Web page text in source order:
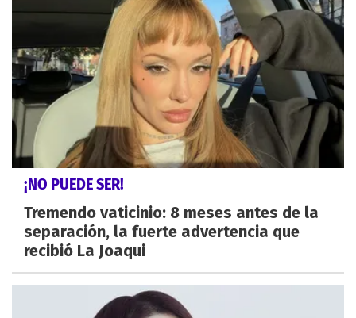
¡NO PUEDE SER!
Tremendo vaticinio: 8 meses antes de la
separación, la fuerte advertencia que
recibió La Joaqui